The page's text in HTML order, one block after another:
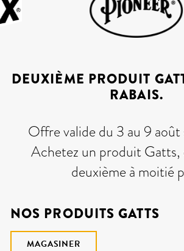
DEUXIÈME PRODUIT
RABAIS.
Offre valide du 3 au 9
Achetez un produit Gatts,
deuxième à moitié
NOS PRODUITS GATTS
MAGASINER